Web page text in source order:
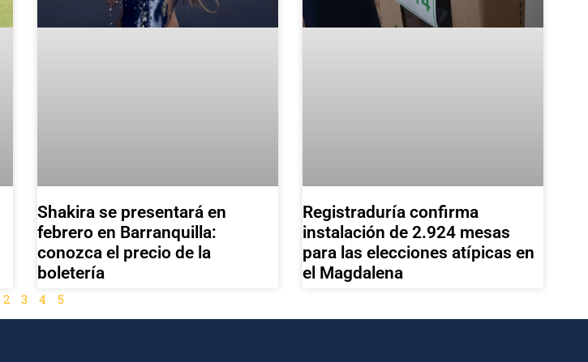
Shakira se presentará en
febrero en Barranquilla:
conozca el precio de la
boletería
Registraduría confirma
instalación de 2.924 mesas
para las elecciones atípicas en
el Magdalena
2 3 4 5